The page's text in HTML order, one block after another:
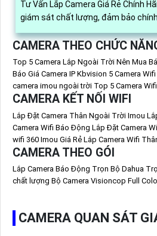
Tư Vấn Lắp Camera Giá Rẻ Chính
CAMERA THEO CHỨC
Top 5 Camera Lắp Ngoài Trời Nên Mua
Báo Giá Camera IP Kbvision 5 Camera
camera imou ngoài trời Top 5 Camera
CAMERA KẾT NỐI WIFI
Lắp Đặt Camera Thân Ngoài Trời Imou
Camera Wifi Báo Động Lắp Đặt Camera
wifi 360 Imou Giá Rẻ Lắp Camera Wifi
CAMERA THEO GÓI
Lắp Camera Báo Động Trọn Bộ Dahua
chất lượng Bộ Camera Visioncop Full
CAMERA QUAN SÁT